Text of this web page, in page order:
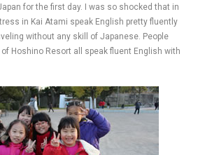
for the first day. I was so shocked that in
in Kai Atami speak English pretty fluently
without any skill of Japanese. People
Hoshino Resort all speak fluent English with